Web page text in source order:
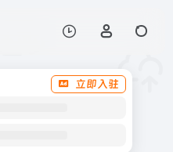
立即入驻